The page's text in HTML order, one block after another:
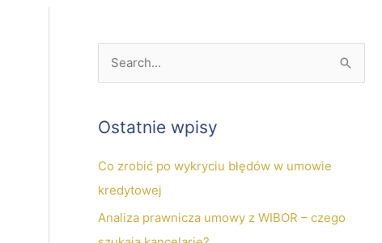
k
a
j
d
Ostatnie wpisy
Co zrobić po wykryciu błędów w umowie
kredytowej
Analiza prawnicza umowy z WIBOR – czego